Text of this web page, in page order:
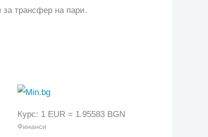
трансфер на пари.
Курс: 1 EUR = 1.95583 BGN
Финанси